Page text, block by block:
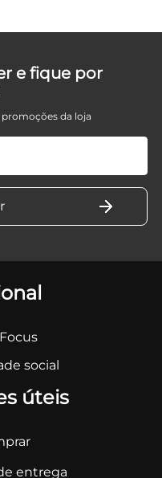
e fique por
da loja
social
úteis
entrega